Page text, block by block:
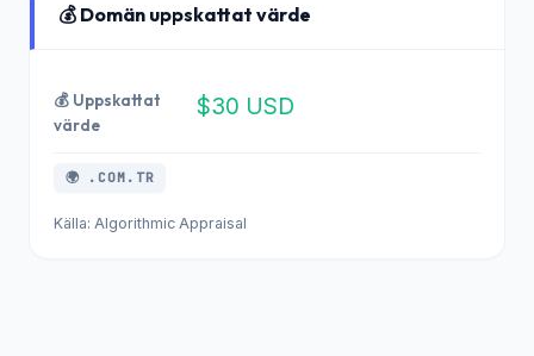
💰 Domän uppskattat värde
💰 Uppskattat
värde
$30 USD
🌍 .COM.TR
Källa: Algorithmic Appraisal